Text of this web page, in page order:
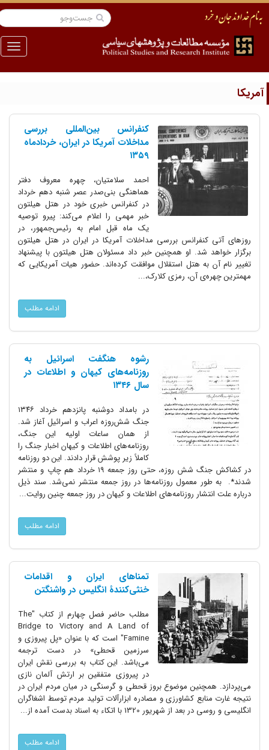
منو
کنفرانس بین‌المللی بررسی
مداخلات آمریکا در ایران، خردادماه
۱۳۵۹
احمد سلامتیان، چهره معروف دفتر
هماهنگی بنی‌صدر عصر شنبه دهم خرداد
در کنفرانس خبری خود در هتل هیلتون
خبر مهمی را اعلام می‌کند: پیرو توصیه
یک ماه قبل امام به رئیس‌جمهور، در
روزهای آتی کنفرانس بررسی مداخلات آمریکا در ایران در هتل هیلتون
برگزار خواهد شد. او همچنین خبر داد مسئولان هتل هیلتون با پیشنهاد
تغییر نام آن به هتل استقلال موافقت کرده‌اند. حضور هیات آمریکایی که
مهمترین چهره‌ی آن، رمزی کلارک،...
ادامه مطلب
رشوه هنگفت اسرائیل به
روزنامه‌های کیهان و اطلاعات در
سال ۱۳۴۶
در بامداد دوشنبه پانزدهم خرداد ۱۳۴۶
جنگ شش‌روزه اعراب و اسرائیل آغاز شد.
از همان ساعات اولیه این جنگ،
روزنامه‌های اطلاعات و کیهان اخبار جنگ را
کاملاً زیر پوشش قرار ‌دادند. این دو روزنامه
در کشاکش جنگ شش روزه، حتی روز جمعه ۱۹ خرداد هم چاپ و منتشر
شدند*. به طور معمول روزنامه‌ها در روز جمعه منتشر نمی‌شد. سند ذیل
درباره علت انتشار روزنامه‌های اطلاعات و کیهان در روز جمعه چنین روایت...
ادامه مطلب
تمناهای ایران و اقدامات
خنثی‌کنندۀ انگلیس در واشنگتن
مطلب حاضر فصل چهارم از کتاب "The
Bridge to Victory and A Land of
Famine" است که با عنوان «پل پیروزی و
سرزمین قحطی» در دست ترجمه
می‌باشد. این کتاب به بررسی نقش ایران
در پیروزی متفقین بر ارتش آلمان نازی
می‌پردازد. همچنین موضوع بروز قحطی و گرسنگی در میان مردم ایران در
نتیجه غارت منابع کشاورزی و مصادره ابزارآلات تولید مردم توسط اشغاگران
انگلیسی و روسی در بعد از شهریور 1320 با اتکاء به اسناد بدست آمده از...
ادامه مطلب